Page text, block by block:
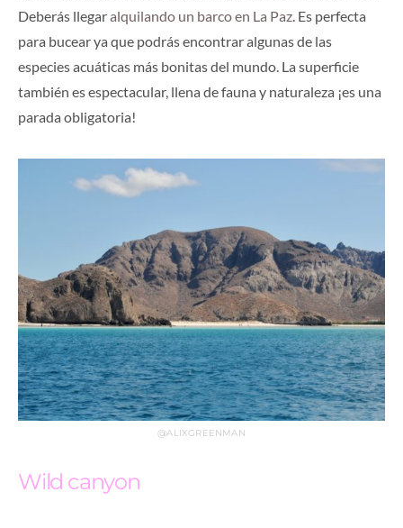
Deberás llegaralquilando un barco en La Paz . Es perfecta
para bucear ya que podrás encontrar algunas de las
especies acuáticas más bonitas del mundo. La superficie
también es espectacular, llena de fauna y naturaleza ¡es una
parada obligatoria!
@ALIXGREENMAN
Wild canyon